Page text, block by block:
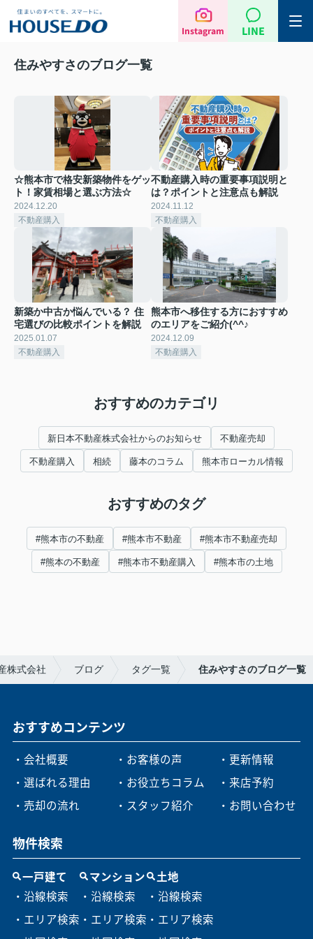
Instagram LINE
住みやすさのブログ一覧
☆熊本市で格安新築物件をゲッ
ト！家賃相場と選ぶ方法☆
2024.12.20
不動産購入
不動産購入時の重要事項説明と
は？ポイントと注意点も解説
2024.11.12
不動産購入
新築か中古か悩んでいる？ 住
宅選びの比較ポイントを解説
2025.01.07
不動産購入
熊本市へ移住する方におすすめ
のエリアをご紹介(^^♪
2024.12.09
不動産購入
おすすめのカテゴリ
新日本不動産株式会社からのお知らせ 不動産売却
不動産購入 相続 藤本のコラム 熊本市ローカル情報
おすすめのタグ
#熊本市の不動産 #熊本市不動産 #熊本市不動産売却
#熊本の不動産 #熊本市不動産購入 #熊本市の土地
株式会社 ブログ タグ一覧 住みやすさのブログ一覧
おすすめコンテンツ
・会社概要
・選ばれる理由
・売却の流れ
・お客様の声
・お役立ちコラム
・スタッフ紹介
・更新情報
・来店予約
・お問い合わせ
物件検索
一戸建て
・沿線検索
・エリア検索
マンション
・沿線検索
・エリア検索
土地
・沿線検索
・エリア検索